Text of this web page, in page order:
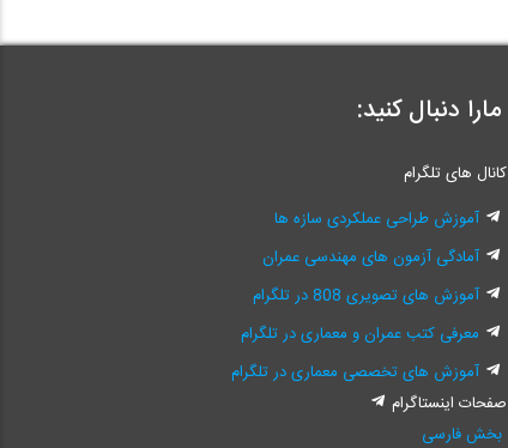
مارا دنبال کنید:
کانال های تلگرام
آموزش طراحی عملکردی سازه ها
آمادگی آزمون های مهندسی عمران
آموزش های تصویری 808 در تلگرام
معرفی کتب عمران و معماری در تلگرام
آموزش های تخصصی معماری در تلگرام
صفحات اینستاگرام
بخش فارسی